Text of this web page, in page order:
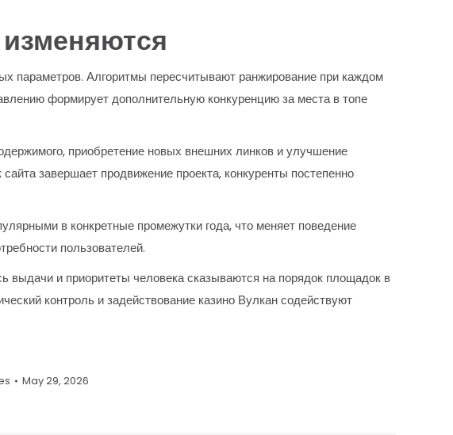
изменяются
параметров. Алгоритмы пересчитывают ранжирование при каждом
формирует дополнительную конкуренцию за места в топе
приобретение новых внешних линков и улучшение
завершает продвижение проекта, конкуренты постепенно
в конкретные промежутки года, что меняет поведение
пользователей.
выдачи и приоритеты человека сказываются на порядок площадок в
контроль и задействование казино Вулкан содействуют
May 29, 2026